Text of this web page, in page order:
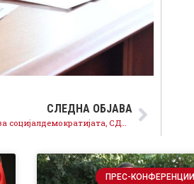
СЛЕДНА ОБЈАВА
ПРЕС-КОНФЕРЕНЦИИ